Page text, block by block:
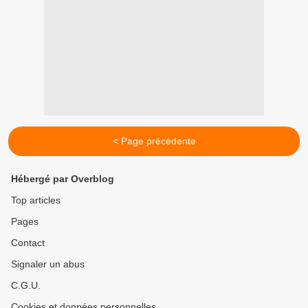
< Page précédente
Hébergé par Overblog
Top articles
Pages
Contact
Signaler un abus
C.G.U.